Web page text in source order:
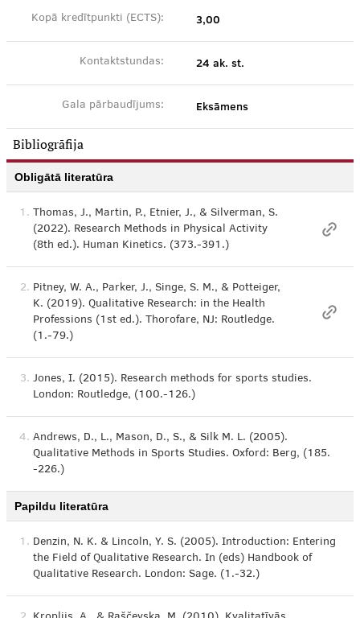
Kopā kredītpunkti (ECTS): 3,00
Kontaktstundas: 24 ak. st.
Gala pārbaudījums: Eksāmens
Bibliogrāfija
Obligātā literatūra
1. Thomas, J., Martin, P., Etnier, J., & Silverman, S.
(2022). Research Methods in Physical Activity
(8th ed.). Human Kinetics. (373.-391.)
2. Pitney, W. A., Parker, J., Singe, S. M., & Potteiger,
K. (2019). Qualitative Research: in the Health
Professions (1st ed.). Thorofare, NJ: Routledge.
(1.-79.)
3. Jones, I. (2015). Research methods for sports studies.
London: Routledge, (100.-126.)
4. Andrews, D., L., Mason, D., S., & Silk M. L. (2005).
Qualitative Methods in Sports Studies. Oxford: Berg, (185.
-226.)
Papildu literatūra
1. Denzin, N. K. & Lincoln, Y. S. (2005). Introduction: Entering
the Field of Qualitative Research. In (eds) Handbook of
Qualitative Research. London: Sage. (1.-32.)